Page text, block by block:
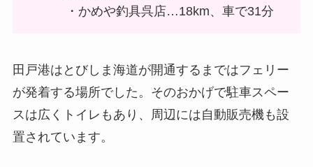
・かめや釣具呉店…18km、車で31分
田戸港はとびしま海道が開通するまではフェリー
が発着する場所でした。そのおかげで駐車スペー
スは広くトイレもあり、周辺には自動販売機も設
置されています。